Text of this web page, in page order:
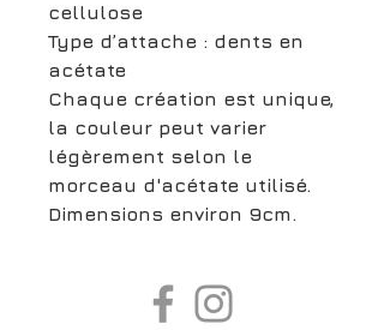
cellulose
Type d’attache : dents en
acétate
Chaque création est unique,
la couleur peut varier
légèrement selon le
morceau d'acétate utilisé.
Dimensions environ 9cm.